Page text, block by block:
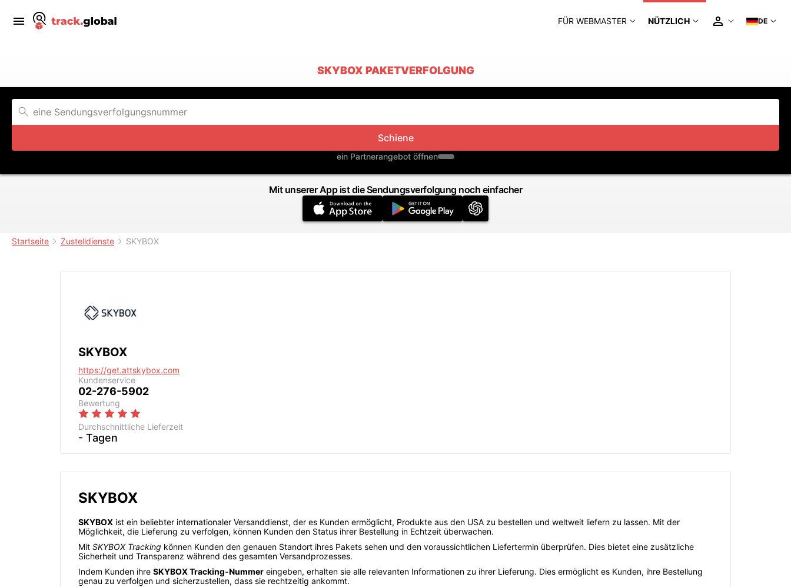
FÜR WEBMASTER NÜTZLICH DE
SKYBOX PAKETVERFOLGUNG
Schiene
ein Partnerangebot öffnen
Mit unserer App ist die Sendungsverfolgung noch einfacher
Startseite Zustelldienste SKYBOX
SKYBOX
https://get.attskybox.com
Kundenservice
02-276-5902
Bewertung
Durchschnittliche Lieferzeit
- Tagen
SKYBOX
SKYBOX ist ein beliebter internationaler Versanddienst, der es Kunden ermöglicht, Produkte aus den USA zu bestellen und weltweit liefern zu lassen. Mit der
Möglichkeit, die Lieferung zu verfolgen, können Kunden den Status ihrer Bestellung in Echtzeit überwachen.
Mit SKYBOX Tracking können Kunden den genauen Standort ihres Pakets sehen und den voraussichtlichen Liefertermin überprüfen. Dies bietet eine zusätzliche
Sicherheit und Transparenz während des gesamten Versandprozesses.
Indem Kunden ihre SKYBOX Tracking-Nummer eingeben, erhalten sie alle relevanten Informationen zu ihrer Lieferung. Dies ermöglicht es Kunden, ihre Bestellung
genau zu verfolgen und sicherzustellen, dass sie rechtzeitig ankommt.